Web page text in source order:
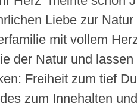
Liebe zur
mit vollem
der Natur und
Freiheit zum tief
zum Innehalten